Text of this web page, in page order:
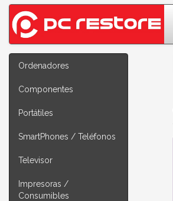
Ordenadores
Componentes
Portátiles
SmartPhones / Teléfonos
Televisor
Impresoras /
Consumibles